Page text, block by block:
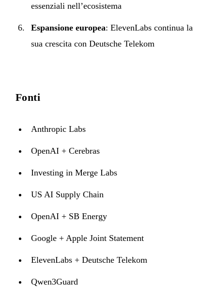
essenziali nell’ecosistema
Espansione europea: ElevenLabs continua la
sua crescita con Deutsche Telekom
Fonti
Anthropic Labs
OpenAI + Cerebras
Investing in Merge Labs
US AI Supply Chain
OpenAI + SB Energy
Google + Apple Joint Statement
ElevenLabs + Deutsche Telekom
Qwen3Guard